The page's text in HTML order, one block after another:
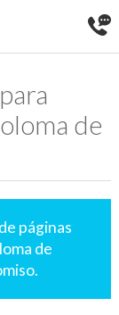
de
páginas
de